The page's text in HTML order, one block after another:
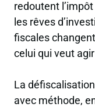
redoutent
les rêves
fiscales
celui qui veut
La
avec méthode,